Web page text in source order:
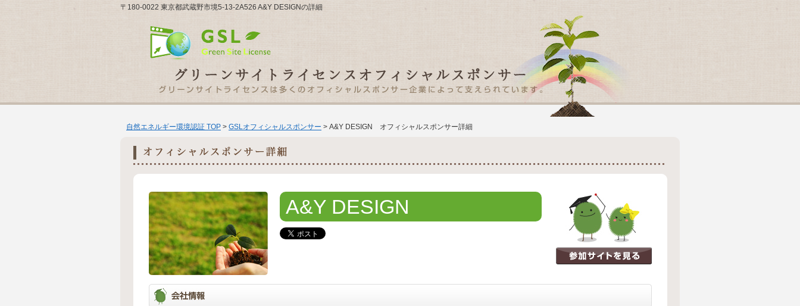
〒180-0022 東京都武蔵野市境5-13-2A526 A&Y DESIGNの詳細
自然エネルギー環境認証 TOP > GSLオフィシャルスポンサー > A&Y DESIGN オフィシャルスポンサー詳細
A&Y DESIGN